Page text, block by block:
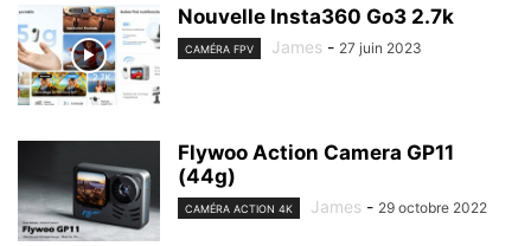
Nouvelle Insta360 Go3 2.7k
CAMÉRA FPV James - 27 juin 2023
Flywoo Action Camera GP11
(44g)
CAMÉRA ACTION 4K James - 29 octobre 2022